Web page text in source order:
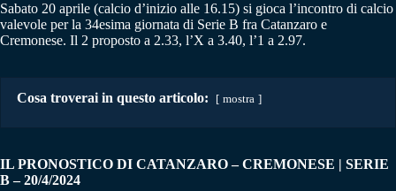
Sabato 20 aprile (calcio d’inizio alle 16.15) si gioca l’incontro di calcio
valevole per la 34esima giornata di Serie B fra Catanzaro e
Cremonese. Il 2 proposto a 2.33, l’X a 3.40, l’1 a 2.97.
Cosa troverai in questo articolo: mostra
IL PRONOSTICO DI CATANZARO – CREMONESE | SERIE
B – 20/4/2024